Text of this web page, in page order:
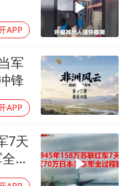
消费新图景｜多举措提升消费体验 释放夏日经济活力
局 实干挑大梁
APP
军
锋
APP
7天
过